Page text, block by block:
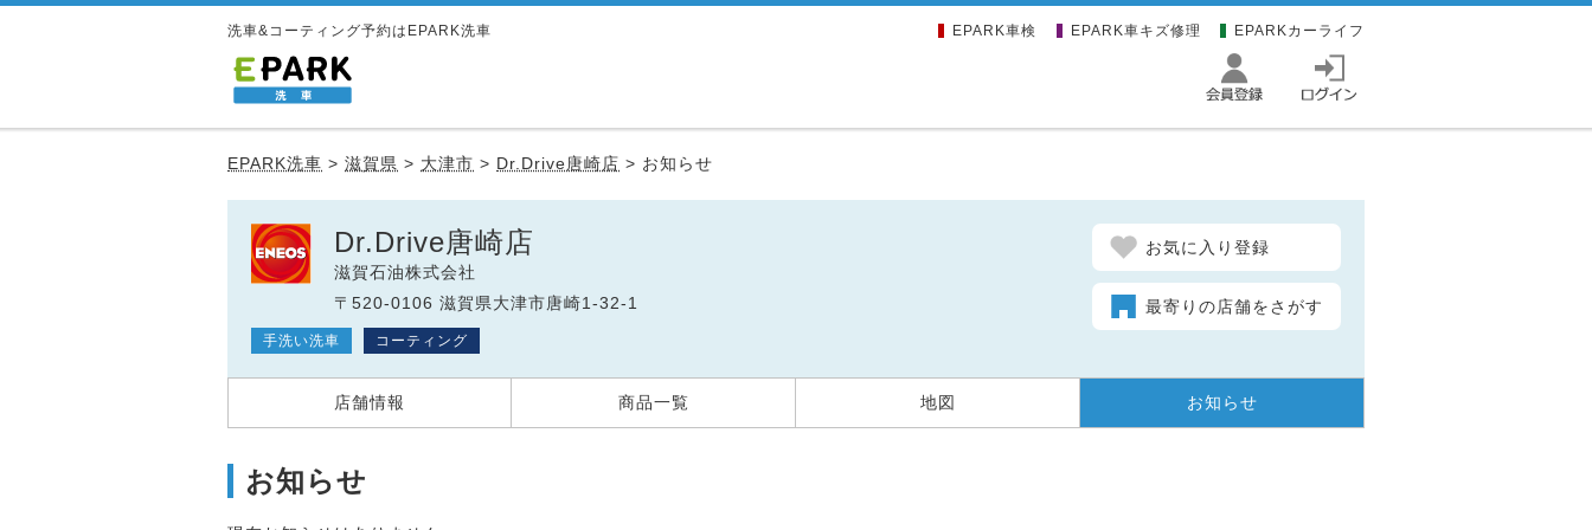
洗車&コーティング予約はEPARK洗車 EPARK車検 EPARK車キズ修理 EPARKカーライフ
EPARK洗車 > 滋賀県 > 大津市 > Dr.Drive唐崎店 > お知らせ
Dr.Drive唐崎店
滋賀石油株式会社
〒520-0106 滋賀県大津市唐崎1-32-1
手洗い洗車 コーティング
お気に入り登録
最寄りの店舗をさがす
店舗情報 商品一覧 地図 お知らせ
お知らせ